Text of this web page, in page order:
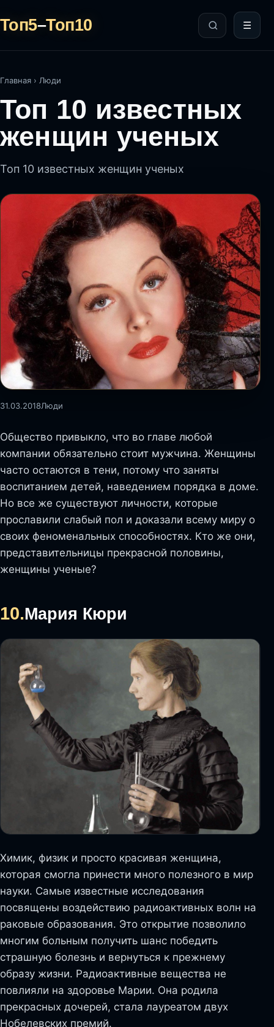
Топ5–Топ10 ☰
Главная › Люди
Топ 10 известных
женщин ученых
Топ 10 известных женщин ученых
31.03.2018Люди
Общество привыкло, что во главе любой
компании обязательно стоит мужчина. Женщины
часто остаются в тени, потому что заняты
воспитанием детей, наведением порядка в доме.
Но все же существуют личности, которые
прославили слабый пол и доказали всему миру о
своих феноменальных способностях. Кто же они,
представительницы прекрасной половины,
женщины ученые?
10.Мария Кюри
Химик, физик и просто красивая женщина,
которая смогла принести много полезного в мир
науки. Самые известные исследования
посвящены воздействию радиоактивных волн на
раковые образования. Это открытие позволило
многим больным получить шанс победить
страшную болезнь и вернуться к прежнему
образу жизни. Радиоактивные вещества не
повлияли на здоровье Марии. Она родила
прекрасных дочерей, стала лауреатом двух
Нобелевских премий.